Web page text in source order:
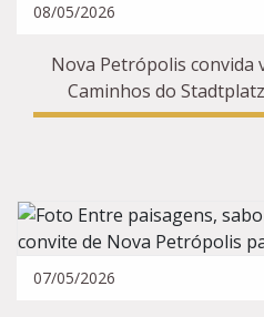
08/05/2026
Nova Petrópolis convida
Caminhos do
07/05/2026